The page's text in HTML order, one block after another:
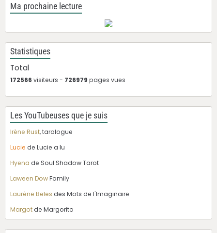
Ma prochaine lecture
Statistiques
Total
172566 visiteurs - 726979 pages vues
Les YouTubeuses que je suis
Irène Rust, tarologue
Lucie de Lucie a lu
Hyena de Soul Shadow Tarot
Laween DowFamily
Laurène Beles des Mots de l'Imaginaire
Margotde Margorito